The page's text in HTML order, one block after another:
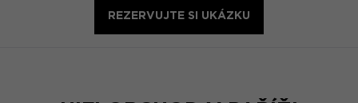
REZERVUJTE SI UKÁZKU